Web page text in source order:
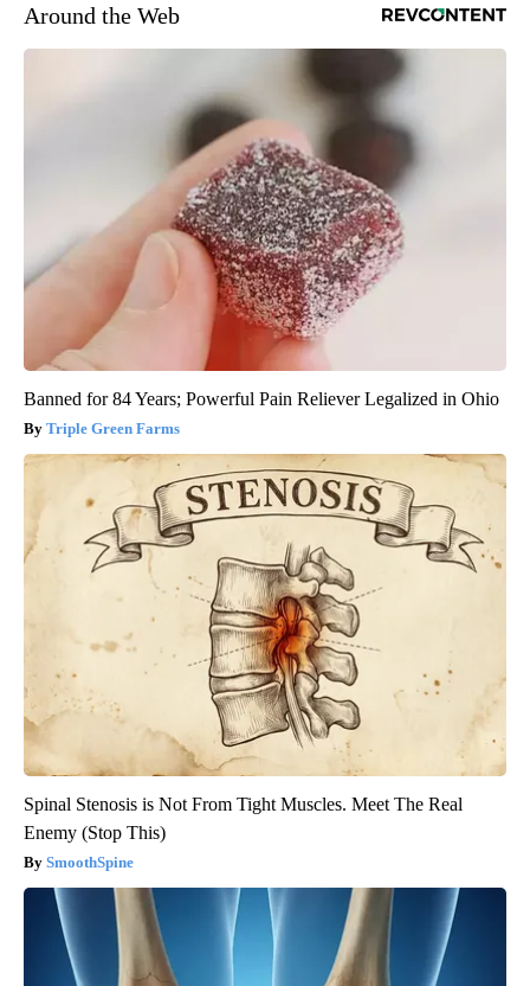
Around the Web
Banned for 84 Years; Powerful Pain Reliever Legalized in Ohio
Triple Green Farms
Spinal Stenosis is Not From Tight Muscles. Meet The Real
Enemy (Stop This)
SmoothSpine